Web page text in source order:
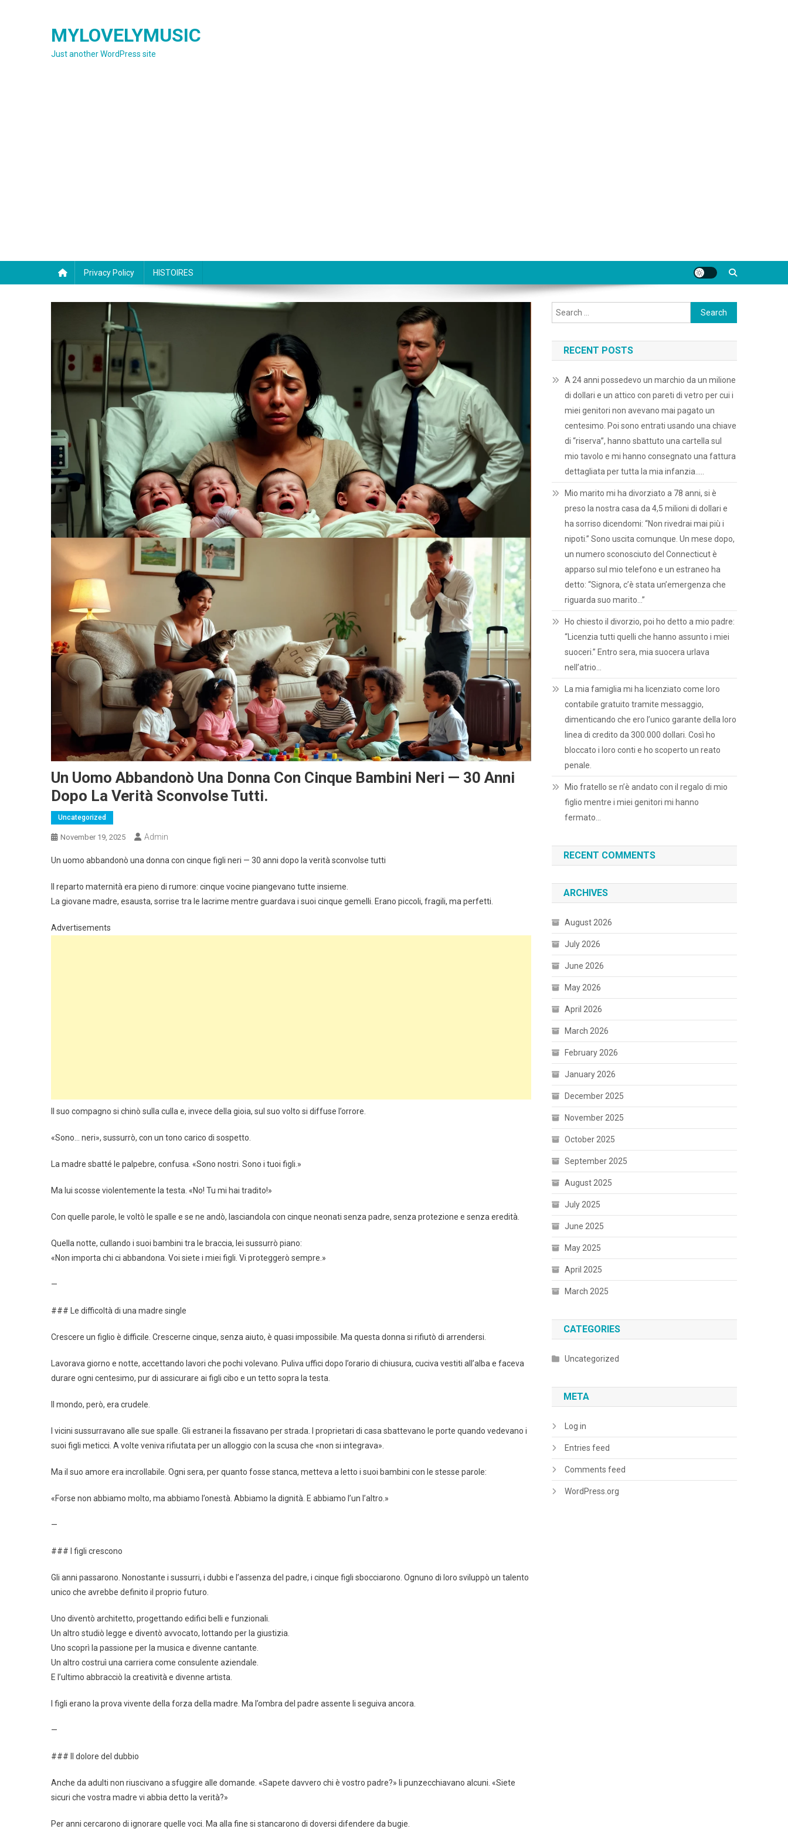
MYLOVELYMUSIC
Just another WordPress site
Privacy Policy HISTOIRES
Un Uomo Abbandonò Una Donna Con Cinque Bambini Neri — 30 Anni
Dopo La Verità Sconvolse Tutti.
Uncategorized
November 19, 2025 Admin
Un uomo abbandonò una donna con cinque figli neri — 30 anni dopo la verità sconvolse tutti
Il reparto maternità era pieno di rumore: cinque vocine piangevano tutte insieme.
La giovane madre, esausta, sorrise tra le lacrime mentre guardava i suoi cinque gemelli. Erano piccoli, fragili, ma perfetti.
Advertisements
Il suo compagno si chinò sulla culla e, invece della gioia, sul suo volto si diffuse l’orrore.
«Sono… neri», sussurrò, con un tono carico di sospetto.
La madre sbatté le palpebre, confusa. «Sono nostri. Sono i tuoi figli.»
Ma lui scosse violentemente la testa. «No! Tu mi hai tradito!»
Con quelle parole, le voltò le spalle e se ne andò, lasciandola con cinque neonati senza padre, senza protezione e senza eredità.
Quella notte, cullando i suoi bambini tra le braccia, lei sussurrò piano:
«Non importa chi ci abbandona. Voi siete i miei figli. Vi proteggerò sempre.»
—
### Le difficoltà di una madre single
Crescere un figlio è difficile. Crescerne cinque, senza aiuto, è quasi impossibile. Ma questa donna si rifiutò di arrendersi.
Lavorava giorno e notte, accettando lavori che pochi volevano. Puliva uffici dopo l’orario di chiusura, cuciva vestiti all’alba e faceva
durare ogni centesimo, pur di assicurare ai figli cibo e un tetto sopra la testa.
Il mondo, però, era crudele.
I vicini sussurravano alle sue spalle. Gli estranei la fissavano per strada. I proprietari di casa sbattevano le porte quando vedevano i
suoi figli meticci. A volte veniva rifiutata per un alloggio con la scusa che «non si integrava».
Ma il suo amore era incrollabile. Ogni sera, per quanto fosse stanca, metteva a letto i suoi bambini con le stesse parole:
«Forse non abbiamo molto, ma abbiamo l’onestà. Abbiamo la dignità. E abbiamo l’un l’altro.»
—
### I figli crescono
Gli anni passarono. Nonostante i sussurri, i dubbi e l’assenza del padre, i cinque figli sbocciarono. Ognuno di loro sviluppò un talento
unico che avrebbe definito il proprio futuro.
Uno diventò architetto, progettando edifici belli e funzionali.
Un altro studiò legge e diventò avvocato, lottando per la giustizia.
Uno scoprì la passione per la musica e divenne cantante.
Un altro costruì una carriera come consulente aziendale.
E l’ultimo abbracciò la creatività e divenne artista.
I figli erano la prova vivente della forza della madre. Ma l’ombra del padre assente li seguiva ancora.
—
### Il dolore del dubbio
Anche da adulti non riuscivano a sfuggire alle domande. «Sapete davvero chi è vostro padre?» li punzecchiavano alcuni. «Siete
sicuri che vostra madre vi abbia detto la verità?»
Per anni cercarono di ignorare quelle voci. Ma alla fine si stancarono di doversi difendere da bugie.
Search
for:
RECENT POSTS
A 24 anni possedevo un marchio da un milione
di dollari e un attico con pareti di vetro per cui i
miei genitori non avevano mai pagato un
centesimo. Poi sono entrati usando una chiave
di “riserva”, hanno sbattuto una cartella sul
mio tavolo e mi hanno consegnato una fattura
dettagliata per tutta la mia infanzia…..
Mio marito mi ha divorziato a 78 anni, si è
preso la nostra casa da 4,5 milioni di dollari e
ha sorriso dicendomi: “Non rivedrai mai più i
nipoti.” Sono uscita comunque. Un mese dopo,
un numero sconosciuto del Connecticut è
apparso sul mio telefono e un estraneo ha
detto: “Signora, c’è stata un’emergenza che
riguarda suo marito…”
Ho chiesto il divorzio, poi ho detto a mio padre:
“Licenzia tutti quelli che hanno assunto i miei
suoceri.” Entro sera, mia suocera urlava
nell’atrio…
La mia famiglia mi ha licenziato come loro
contabile gratuito tramite messaggio,
dimenticando che ero l’unico garante della loro
linea di credito da 300.000 dollari. Così ho
bloccato i loro conti e ho scoperto un reato
penale.
Mio fratello se n’è andato con il regalo di mio
figlio mentre i miei genitori mi hanno
fermato…
RECENT COMMENTS
ARCHIVES
August 2026
July 2026
June 2026
May 2026
April 2026
March 2026
February 2026
January 2026
December 2025
November 2025
October 2025
September 2025
August 2025
July 2025
June 2025
May 2025
April 2025
March 2025
CATEGORIES
Uncategorized
META
Log in
Entries feed
Comments feed
WordPress.org